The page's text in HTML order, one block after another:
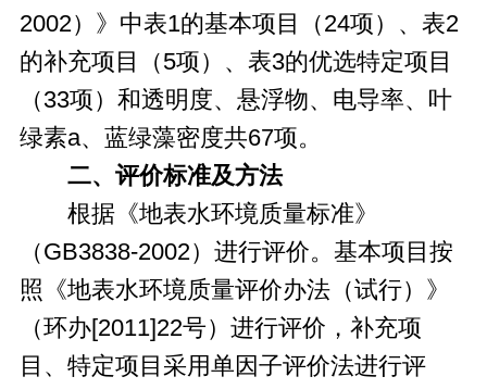
2002）》中表1的基本项目（24项）、表2
的补充项目（5项）、表3的优选特定项目
（33项）和透明度、悬浮物、电导率、叶
绿素a、蓝绿藻密度共67项。
二、 评价标准及方法
根据《地表水环境质量标准》
（GB3838-2002）进行评价。基本项目按
照《地表水环境质量评价办法（试行）》
（环办[2011]22号）进行评价，补充项
目、特定项目采用单因子评价法进行评